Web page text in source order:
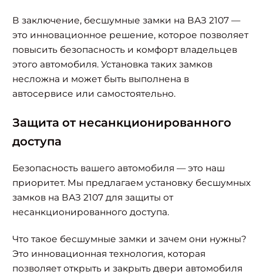
В заключение, бесшумные замки на ВАЗ 2107 —
это инновационное решение, которое позволяет
повысить безопасность и комфорт владельцев
этого автомобиля. Установка таких замков
несложна и может быть выполнена в
автосервисе или самостоятельно.
Защита от несанкционированного
доступа
Безопасность вашего автомобиля — это наш
приоритет. Мы предлагаем установку бесшумных
замков на ВАЗ 2107 для защиты от
несанкционированного доступа.
Что такое бесшумные замки и зачем они нужны?
Это инновационная технология, которая
позволяет открыть и закрыть двери автомобиля